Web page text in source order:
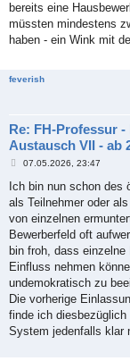
bereits eine
müssten mindestens
haben - ein Wink mit
feverish
Re: FH-Professur
Austausch VII - ab
B
i
r
a
07.05.2026, 23:47
Ich bin nun schon des
als Teilnehmer oder
von einzelnen
Bewerberfeld oft
bin froh, dass
Einfluss nehmen
undemokratisch zu
Die vorherige
finde ich
System jedenfalls klar